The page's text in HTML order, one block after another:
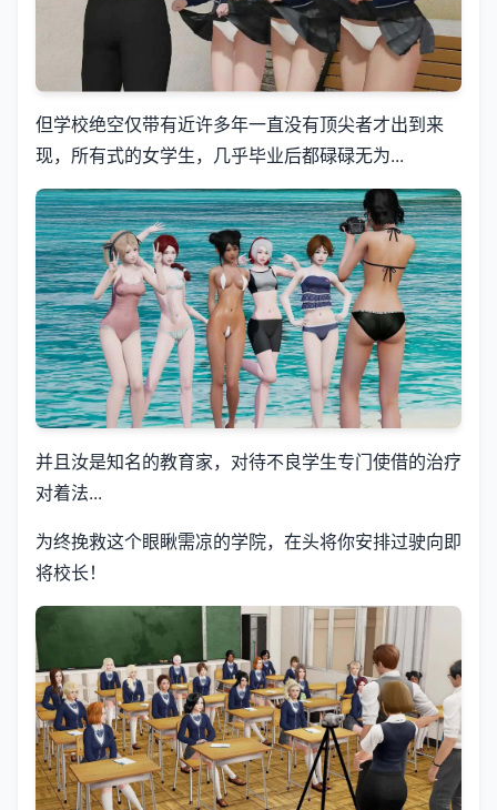
但学校绝空仅带有近许多年一直没有顶尖者才出到来
现，所有式的女学生，几乎毕业后都碌碌无为...
并且汝是知名的教育家，对待不良学生专门使借的治疗
对着法...
为终挽救这个眼瞅需凉的学院，在头将你安排过驶向即
将校长！